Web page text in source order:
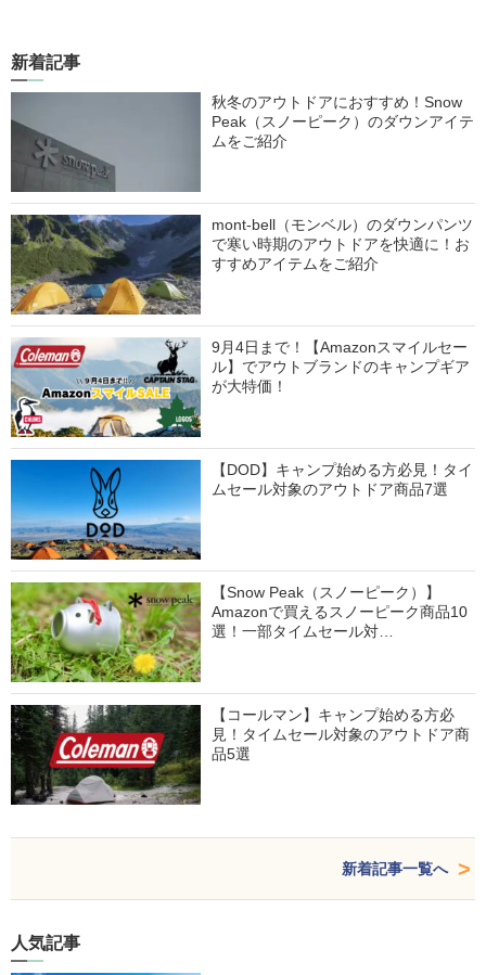
新着記事
秋冬のアウトドアにおすすめ！Snow
Peak（スノーピーク）のダウンアイテ
ムをご紹介
mont-bell（モンベル）のダウンパンツ
で寒い時期のアウトドアを快適に！お
すすめアイテムをご紹介
9月4日まで！【Amazonスマイルセー
ル】でアウトブランドのキャンプギア
が大特価！
【DOD】キャンプ始める方必見！タイ
ムセール対象のアウトドア商品7選
【Snow Peak（スノーピーク）】
Amazonで買えるスノーピーク商品10
選！一部タイムセール対…
【コールマン】キャンプ始める方必
見！タイムセール対象のアウトドア商
品5選
新着記事一覧へ
人気記事